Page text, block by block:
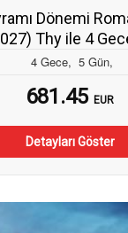
Dönemi
Thy ile 4
4 Gece, 5 Gün,
681.45 EUR
Detayları Göster